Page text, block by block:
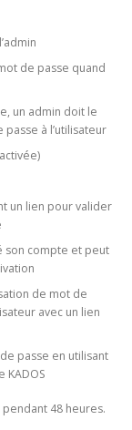
de passe quand
un admin doit le
à l’utilisateur
un lien pour valider
son compte et peut
de mot de
avec un lien
passe en utilisant
KADOS
48 heures.